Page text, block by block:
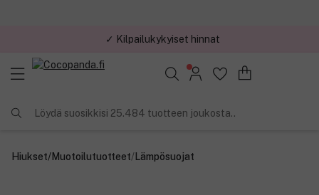
✓ Kilpailukykyiset hinnat
Löydä suosikkisi 25.484 tuotteen joukosta..
Hiukset/Muotoilutuotteet/Lämpösuojat